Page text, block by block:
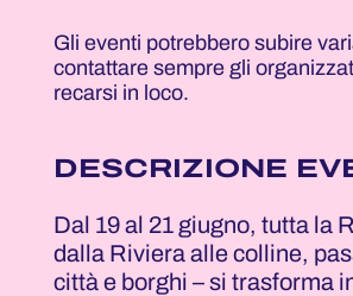
Gli eventi potrebbero subire
contattare sempre gli
recarsi in loco.
DESCRIZIONE
Dal 19 al 21 giugno, tutta la
dalla Riviera alle colline,
città e borghi – si trasforma